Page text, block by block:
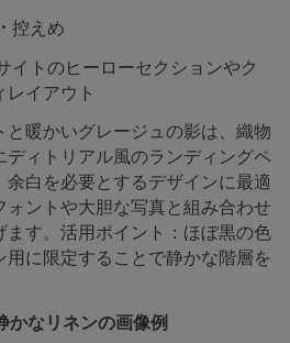
控えめ
イトのヒーローセクションやク
レイアウト
暖かいグレージュの影は、織物
ィトリアル風のランディングペ
白を必要とするデザインに最適
ントや大胆な写真と組み合わせ
す。活用ポイント：ほぼ黒の色
に限定することで静かな階層を
かなリネンの画像例